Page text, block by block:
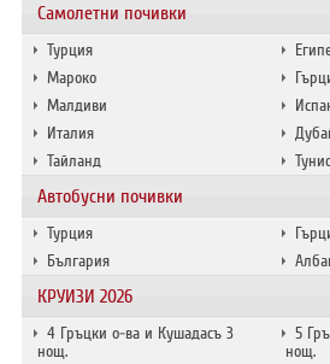
Самолетни почивки
Турция
Мароко
Малдиви
Италия
Тайланд
Тунис
Автобусни почивки
Турция
България
КРУИЗИ 2026
4 Гръцки о-ва и Кушадасъ 3
нощ.
5
нощ.